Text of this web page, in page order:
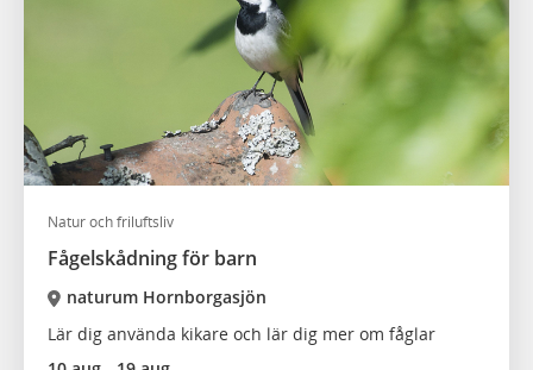
Natur och friluftsliv
Fågelskådning för barn
naturum Hornborgasjön
Lär dig använda kikare och lär dig mer om fåglar